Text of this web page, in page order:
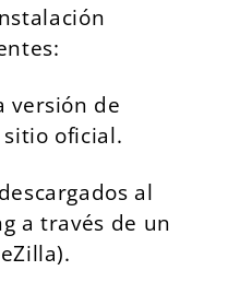
versión de
sitio oficial.
al
a través de un
).